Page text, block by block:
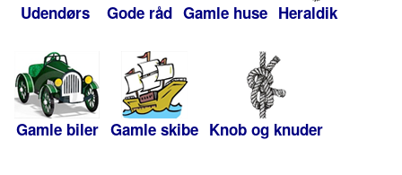
Udendørs Gode råd Gamle huse Heraldik
Gamle biler Gamle skibe Knob og knuder